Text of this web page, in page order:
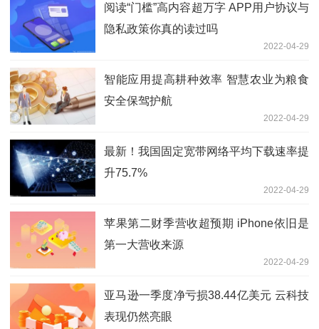
阅读“门槛”高内容超万字 APP用户协议与
隐私政策你真的读过吗
2022-04-29
智能应用提高耕种效率 智慧农业为粮食
安全保驾护航
2022-04-29
最新！我国固定宽带网络平均下载速率提
升75.7%
2022-04-29
苹果第二财季营收超预期 iPhone依旧是
第一大营收来源
2022-04-29
亚马逊一季度净亏损38.44亿美元 云科技
表现仍然亮眼